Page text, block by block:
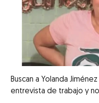
Buscan a Yolanda
entrevista de trabajo y